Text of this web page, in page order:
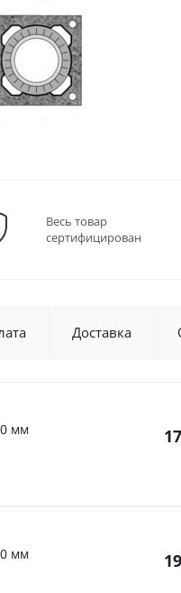
Весь товар
сертифицирован
Доставка
мм
мм